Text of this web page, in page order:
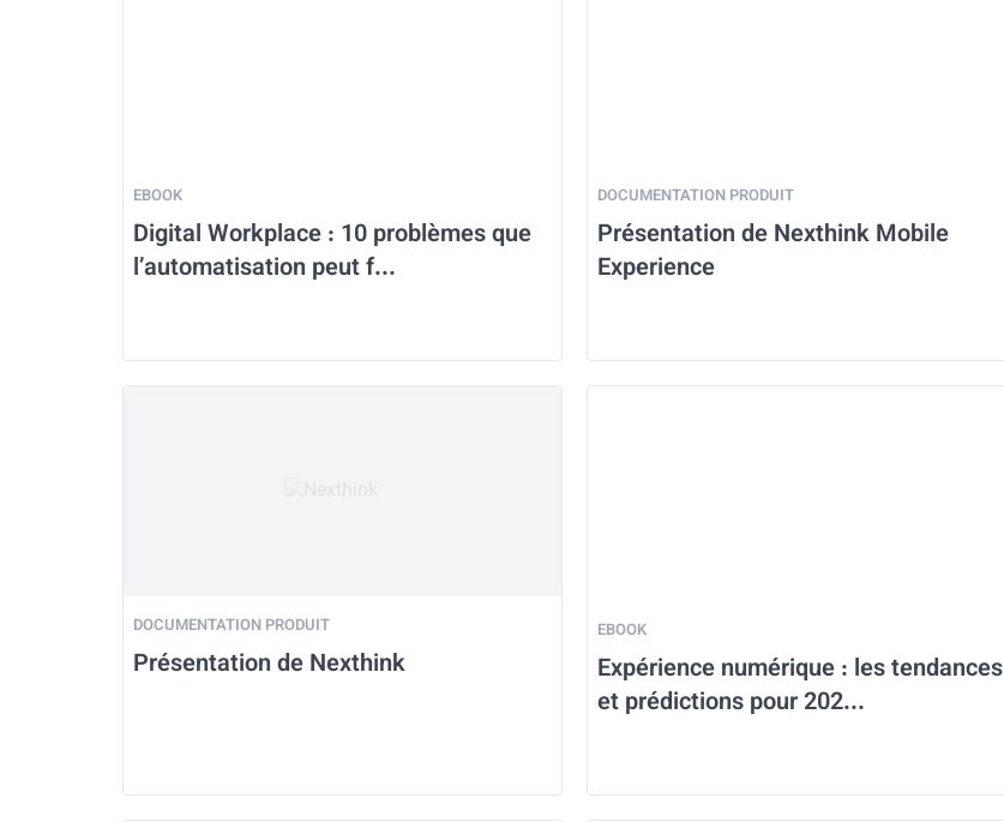
EBOOK
Digital Workplace : 10 problèmes que
l’automatisation peut f...
DOCUMENTATION PRODUIT
Présentation de Nexthink Mobile
Experience
DOCUMENTATION PRODUIT
Présentation de Nexthink
EBOOK
Expérience numérique : les tendances
et prédictions pour 202...